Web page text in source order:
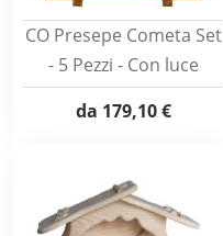
CO Presepe Cometa Set
- 5 Pezzi - Con luce
da 179,10 €